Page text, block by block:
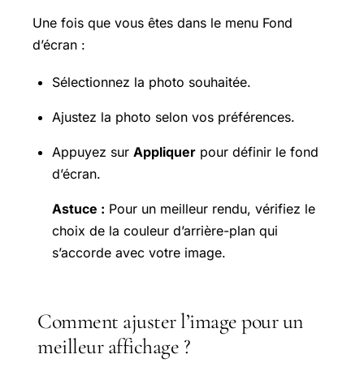
Une fois que vous êtes dans le menu Fond
d’écran :
Sélectionnez la photo souhaitée.
Ajustez la photo selon vos préférences.
Appuyez sur Appliquer pour définir le fond
d’écran.
Astuce : Pour un meilleur rendu, vérifiez le
choix de la couleur d’arrière-plan qui
s’accorde avec votre image.
Comment ajuster l’image pour un
meilleur affichage ?